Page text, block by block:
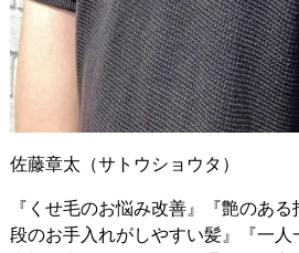
佐藤章太（サトウショウタ）
『くせ毛のお悩み改善』『艶のあ
段のお手入れがしやすい髪』『一